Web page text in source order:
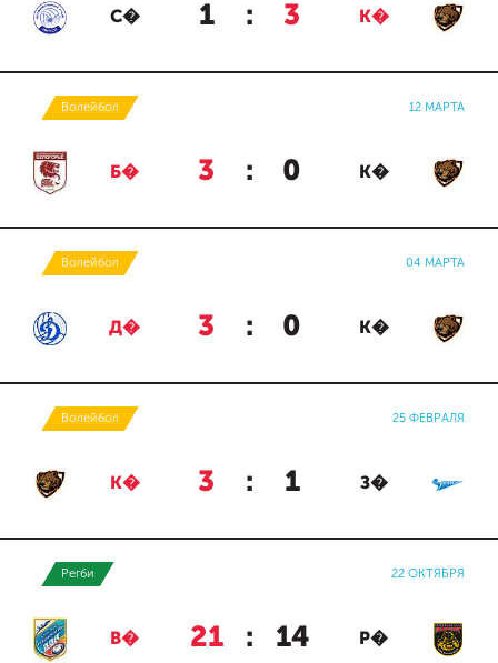
С� 1 : 3 К�
Волейбол 12 МАРТА
Б� 3 : 0 К�
Волейбол 04 МАРТА
Д� 3 : 0 К�
Волейбол 25 ФЕВРАЛЯ
К� 3 : 1 З�
Регби 22 ОКТЯБРЯ
В� 21 : 14 Р�